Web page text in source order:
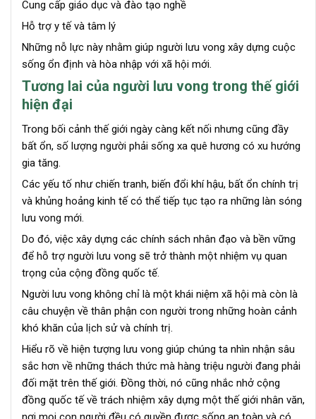
Cung cấp giáo dục và đào tạo nghề
Hỗ trợ y tế và tâm lý
Những nỗ lực này nhằm giúp người lưu vong xây dựng cuộc
sống ổn định và hòa nhập với xã hội mới.
Tương lai của người lưu vong trong thế giới
hiện đại
Trong bối cảnh thế giới ngày càng kết nối nhưng cũng đầy
bất ổn, số lượng người phải sống xa quê hương có xu hướng
gia tăng.
Các yếu tố như chiến tranh, biến đổi khí hậu, bất ổn chính trị
và khủng hoảng kinh tế có thể tiếp tục tạo ra những làn sóng
lưu vong mới.
Do đó, việc xây dựng các chính sách nhân đạo và bền vững
để hỗ trợ người lưu vong sẽ trở thành một nhiệm vụ quan
trọng của cộng đồng quốc tế.
Người lưu vong không chỉ là một khái niệm xã hội mà còn là
câu chuyện về thân phận con người trong những hoàn cảnh
khó khăn của lịch sử và chính trị.
Hiểu rõ về hiện tượng lưu vong giúp chúng ta nhìn nhận sâu
sắc hơn về những thách thức mà hàng triệu người đang phải
đối mặt trên thế giới. Đồng thời, nó cũng nhắc nhở cộng
đồng quốc tế về trách nhiệm xây dựng một thế giới nhân văn,